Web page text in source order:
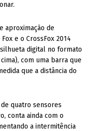
aproximação de
e o CrossFox 2014
digital no formato
com uma barra que
que a distância do
quatro sensores
conta ainda com o
a intermitência